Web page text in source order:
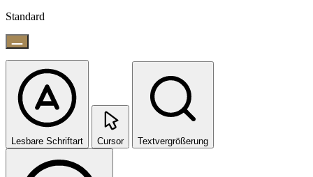
Standard
Lesbare Schriftart Cursor Textvergrößerung